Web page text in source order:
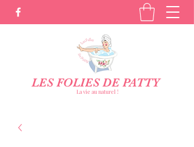
LES FOLIES DE PATTY
La vie au naturel !